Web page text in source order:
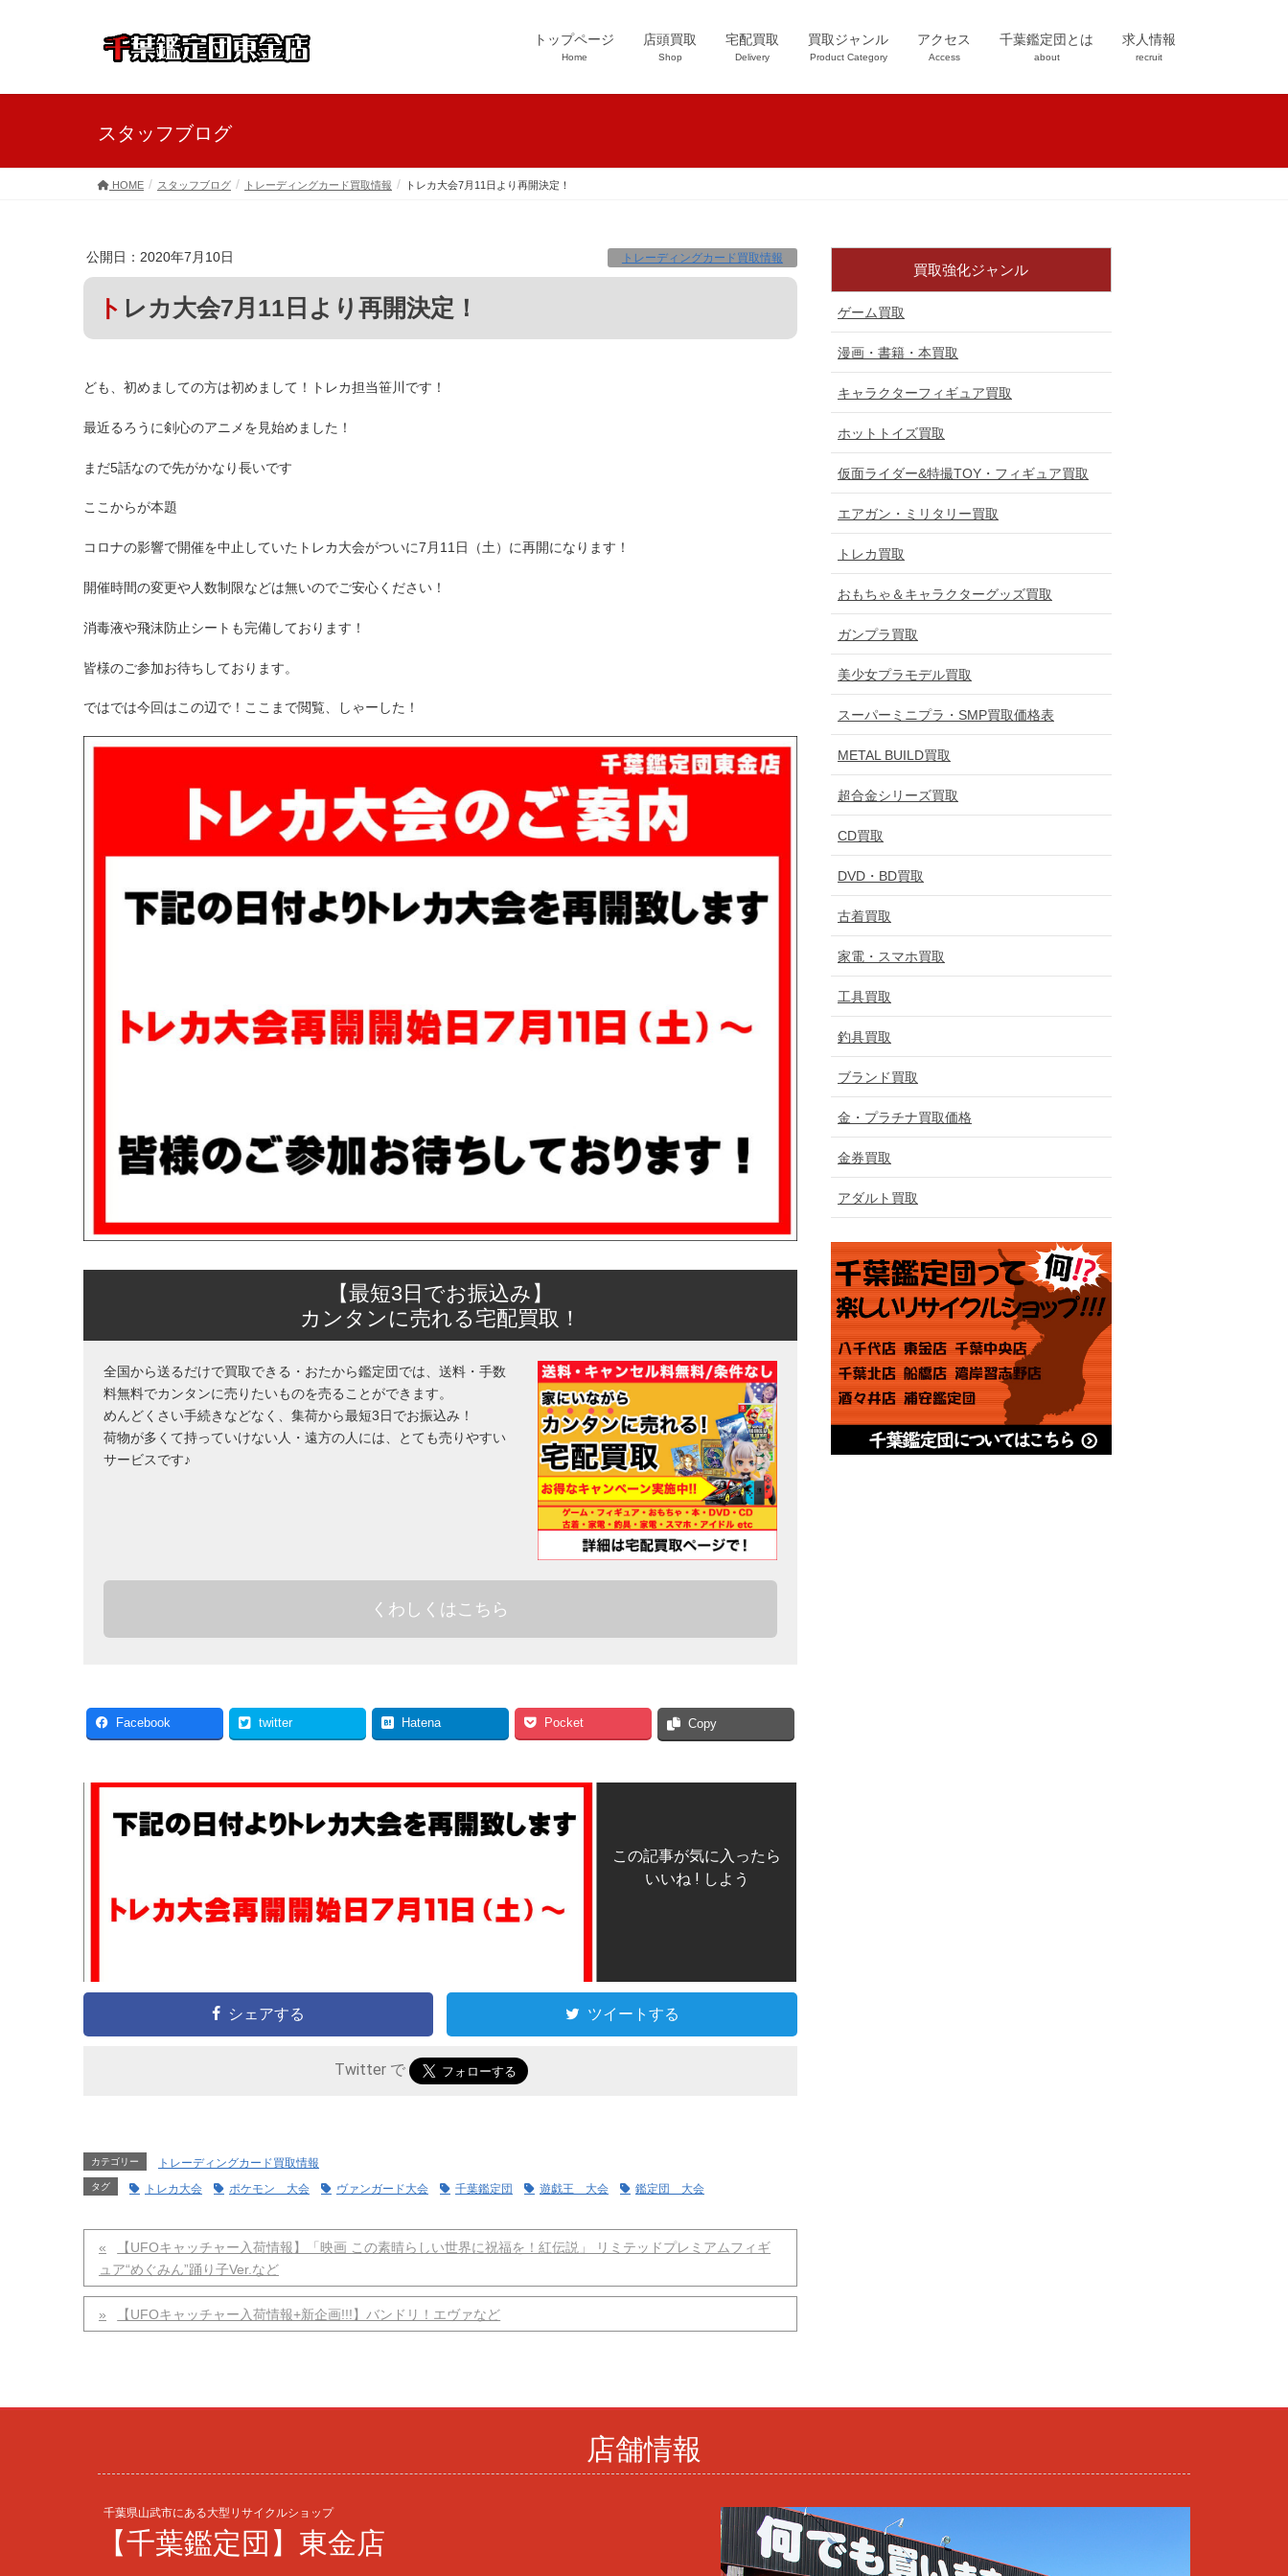
トップページ
Home
店頭買取
Shop
宅配買取
Delivery
買取ジャンル
Product Category
アクセス
Access
千葉鑑定団とは
about
求人情報
recruit
スタッフブログ
HOME スタッフブログ トレーディングカード買取情報 トレカ大会7月11日より再開決定！
公開日：2020年7月10日 トレーディングカード買取情報
トレカ大会7月11日より再開決定！
ども、初めましての方は初めまして！トレカ担当笹川です！
最近るろうに剣心のアニメを見始めました！
まだ5話なので先がかなり長いです
ここからが本題
コロナの影響で開催を中止していたトレカ大会がついに7月11日（土）に再開になります！
開催時間の変更や人数制限などは無いのでご安心ください！
消毒液や飛沫防止シートも完備しております！
皆様のご参加お待ちしております。
ではでは今回はこの辺で！ここまで閲覧、しゃーした！
【最短3日でお振込み】
カンタンに売れる宅配買取！
全国から送るだけで買取できる・おたから鑑定団では、送料・手数
料無料でカンタンに売りたいものを売ることができます。
めんどくさい手続きなどなく、集荷から最短3日でお振込み！
荷物が多くて持っていけない人・遠方の人には、とても売りやすい
サービスです♪
くわしくはこちら
Facebook twitter Hatena Pocket Copy
この記事が気に入ったら
いいね ! しよう
シェアする ツイートする
Twitter で
カテゴリー トレーディングカード買取情報
タグ トレカ大会 ポケモン 大会 ヴァンガード大会 千葉鑑定団 遊戯王 大会 鑑定団 大会
【UFOキャッチャー入荷情報】「映画 この素晴らしい世界に祝福を！紅伝説」 リミテッドプレミアムフィギ
ュア“めぐみん”踊り子Ver.など
【UFOキャッチャー入荷情報+新企画!!!】バンドリ！エヴァなど
買取強化ジャンル
ゲーム買取
漫画・書籍・本買取
キャラクターフィギュア買取
ホットトイズ買取
仮面ライダー&特撮TOY・フィギュア買取
エアガン・ミリタリー買取
トレカ買取
おもちゃ＆キャラクターグッズ買取
ガンプラ買取
美少女プラモデル買取
スーパーミニプラ・SMP買取価格表
METAL BUILD買取
超合金シリーズ買取
CD買取
DVD・BD買取
古着買取
家電・スマホ買取
工具買取
釣具買取
ブランド買取
金・プラチナ買取価格
金券買取
アダルト買取
店舗情報
千葉県山武市にある大型リサイクルショップ
【千葉鑑定団】東金店